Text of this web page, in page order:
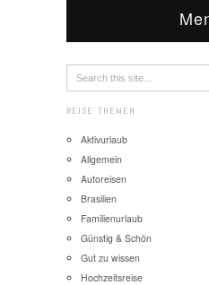
REISE THEMEN
Aktivurlaub
Allgemein
Autoreisen
Brasilien
Familienurlaub
Günstig & Schön
Gut zu wissen
Hochzeitsreise